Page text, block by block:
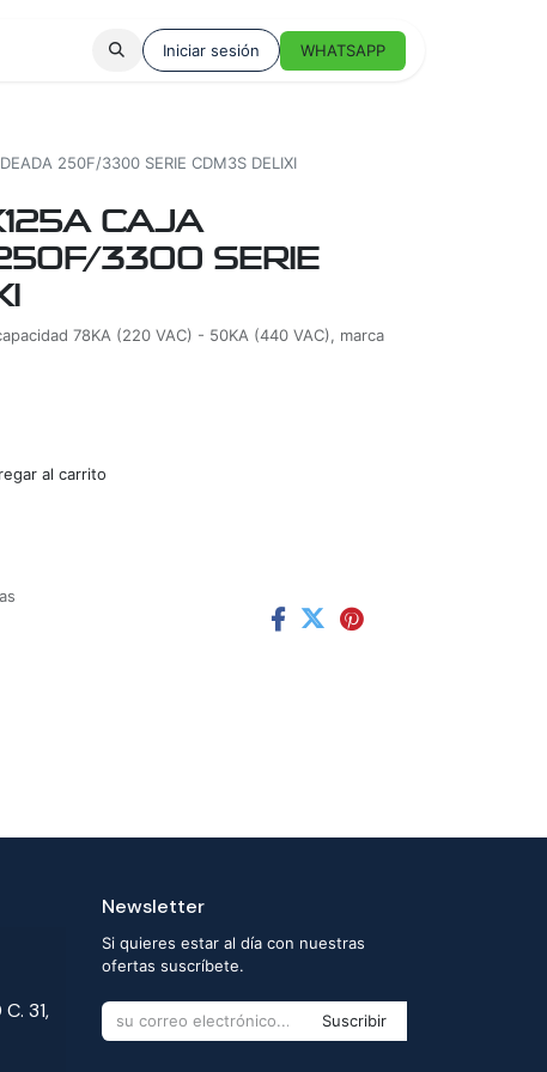
Iniciar sesión WHATSAPP
250F/3300 SERIE CDM3S DELIXI
CAJA
3300 SERIE
78KA (220 VAC) - 50KA (440 VAC), marca
al carrito
31,
Newsletter
Si quieres estar al día con nuestras
ofertas suscríbete.
Suscribir